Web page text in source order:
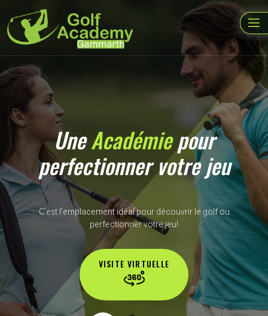
UneAcadémiepour
perfectionner votre jeu
C’est l'emplacement idéal pour découvrir le golf ou
perfectionner votre jeu!
VISITE VIRTUELLE